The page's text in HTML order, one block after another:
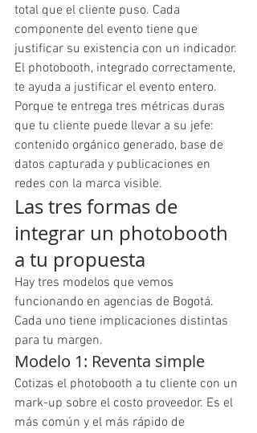
total que el cliente puso. Cada
componente del evento tiene que
justificar su existencia con un indicador.
El photobooth, integrado correctamente,
te ayuda a justificar el evento entero.
Porque te entrega tres métricas duras
que tu cliente puede llevar a su jefe:
contenido orgánico generado, base de
datos capturada y publicaciones en
redes con la marca visible.
Las tres formas de
integrar un photobooth
a tu propuesta
Hay tres modelos que vemos
funcionando en agencias de Bogotá.
Cada uno tiene implicaciones distintas
para tu margen.
Modelo 1: Reventa simple
Cotizas el photobooth a tu cliente con un
mark-up sobre el costo proveedor. Es el
más común y el más rápido de